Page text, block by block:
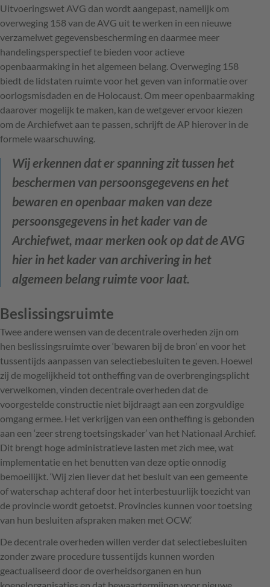
Uitvoeringswet AVG dan wordt aangepast, namelijk om
overweging 158 van de AVG uit te werken in een nieuwe
verzamelwet gegevensbescherming en daarmee meer
handelingsperspectief te bieden voor actieve
openbaarmaking in het algemeen belang. Overweging 158
biedt de lidstaten ruimte voor het geven van informatie over
oorlogsmisdaden en de Holocaust. Om meer openbaarmaking
daarover mogelijk te maken, kan de wetgever ervoor kiezen
om de Archiefwet aan te passen, schrijft de AP hierover in de
formele waarschuwing.
Wij erkennen dat er spanning zit tussen het
beschermen van persoonsgegevens en het
bewaren en openbaar maken van deze
persoonsgegevens in het kader van de
Archiefwet, maar merken ook op dat de AVG
hier in het kader van archivering in het
algemeen belang ruimte voor laat.
Beslissingsruimte
Twee andere wensen van de decentrale overheden zijn om
hen beslissingsruimte over ‘bewaren bij de bron’ en voor het
tussentijds aanpassen van selectiebesluiten te geven. Hoewel
zij de mogelijkheid tot ontheffing van de overbrengingsplicht
verwelkomen, vinden decentrale overheden dat de
voorgestelde constructie niet bijdraagt aan een zorgvuldige
omgang ermee. Het verkrijgen van een ontheffing is gebonden
aan een ‘zeer streng toetsingskader’ van het Nationaal Archief.
Dit brengt hoge administratieve lasten met zich mee, wat
implementatie en het benutten van deze optie onnodig
bemoeilijkt. ‘Wij zien liever dat het besluit van een gemeente
of waterschap achteraf door het interbestuurlijk toezicht van
de provincie wordt getoetst. Provincies kunnen voor toetsing
van hun besluiten afspraken maken met OCW.’
De decentrale overheden willen verder dat selectiebesluiten
zonder zware procedure tussentijds kunnen worden
geactualiseerd door de overheidsorganen en hun
koepelorganisaties en dat bewaartermijnen voor nieuwe